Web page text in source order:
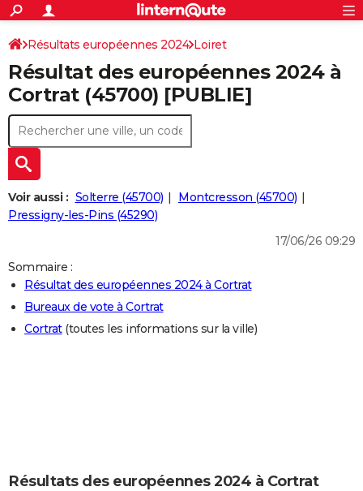
ACTUALITÉS
Politique
Société
Faits Divers
Education
Monde
Villes
+
SPORT
Coupe du monde 2026
Football
Tennis
Cyclisme
Rugby
Forum
Programme TV
TNT
Streaming
Cinéma
Sorties cinéma
Musique
+
FINANCE
Retraite
Impôts
Epargne
Immobilier
Risques naturels par ville
Banque
Assurance
Crédit
AUTO
Essais
Réserver un essai
Citadines
Berlines
SUV
Forum auto
+
HIGH-TECH
Mobiles
Meilleur smartphone
Internet
Ordinateurs
Jeux vidéo
Guide high-tech
+
BRICOLAGE
Guides de France
Escapades
Patrimoine
Expositions
Musées
Week-end nature
LIFESTYLE
Art de vivre
Bien-être
Loisirs
Mode
Modes de vie
CARTE DE VOEUX
S'inscrire
Connexion
Résultats européennes 2024 Loiret
Résultat des européennes 2024 à
Cortrat (45700) [PUBLIE]
Voir aussi : Solterre (45700)
Montcresson (45700)
Pressigny-les-Pins (45290)
17/06/26 09:29
Sommaire :
Résultat des européennes 2024 à Cortrat
Bureaux de vote à Cortrat
Cortrat(toutes les informations sur la ville)
Résultats des européennes 2024 à Cortrat